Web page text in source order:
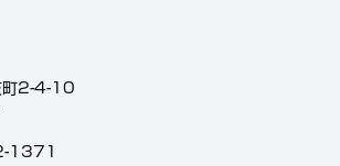
町2-4-10
1371